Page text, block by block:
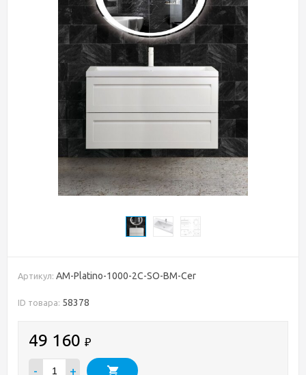
Артикул: AM-Platino-1000-2C-SO-BM-Cer
ID товара: 58378
49 160 ₽
- +